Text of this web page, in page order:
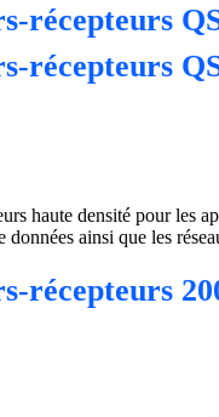
récepteurs
récepteurs
haute densité pour les
données ainsi que les
récepteurs